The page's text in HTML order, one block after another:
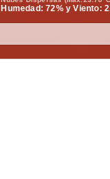
Humedad: 72% y Viento: